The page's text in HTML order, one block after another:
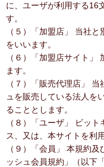
に、ユーザが利用する16
す。
（５）「加盟店」 当社
をいいます。
（６）「加盟店サイト
ます。
（７）「販売代理店」
ュを販売している法人を
ることとします。
（８）「ユーザ」 ビッ
ス、又は、本サイトを利
（９）「会員」 本規約
ッシュ会員規約」（以下